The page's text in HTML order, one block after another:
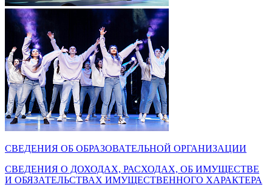
СВЕДЕНИЯ ОБ ОБРАЗОВАТЕЛЬНОЙ ОРГАНИЗАЦИИ
СВЕДЕНИЯ О ДОХОДАХ, РАСХОДАХ, ОБ ИМУЩЕСТВЕ
И ОБЯЗАТЕЛЬСТВАХ ИМУЩЕСТВЕННОГО ХАРАКТЕРА